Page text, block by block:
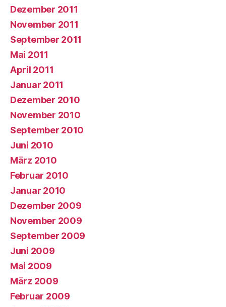
Dezember 2011
November 2011
September 2011
Mai 2011
April 2011
Januar 2011
Dezember 2010
November 2010
September 2010
Juni 2010
März 2010
Februar 2010
Januar 2010
Dezember 2009
November 2009
September 2009
Juni 2009
Mai 2009
März 2009
Februar 2009